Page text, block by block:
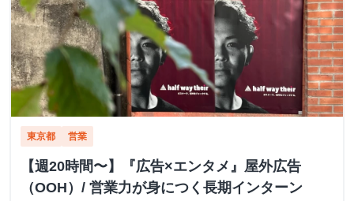
東京都 営業
【週20時間〜】『広告×エンタメ』屋外広告
（OOH）/ 営業力が身につく長期インターン